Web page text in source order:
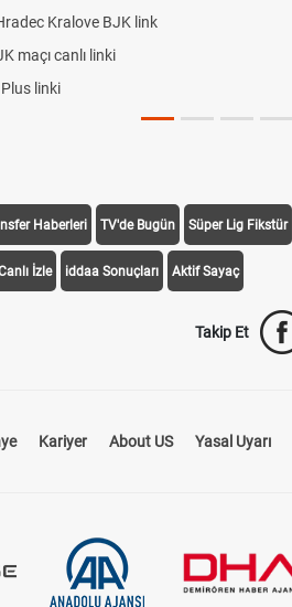
Kralove BJK link
maçı canlı linki
linki
Haberleri TV'de Bugün Süper Lig Fikstür
İzle iddaa Sonuçları Aktif Sayaç
Takip Et
Kariyer About US Yasal Uyarı